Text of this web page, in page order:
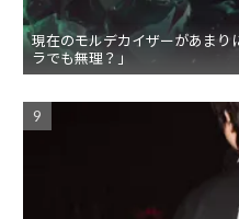
現在のモルデカイザーがあまり
ラでも無理？」